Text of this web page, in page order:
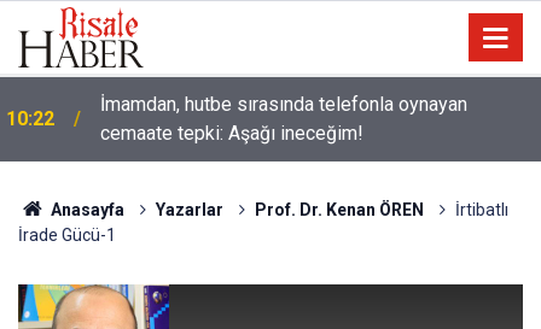
10:22
İmamdan, hutbe sırasında telefonla oynayan
cemaate tepki: Aşağı ineceğim!
Anasayfa Yazarlar Prof. Dr. Kenan ÖREN
İrtibatlı
İrade Gücü-1